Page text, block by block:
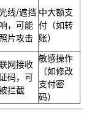
线/遮挡
，可能
片攻击
中大额支
付（如转
账）
网接收
码，可
拦截
敏感操作
（如修改
支付密
码）